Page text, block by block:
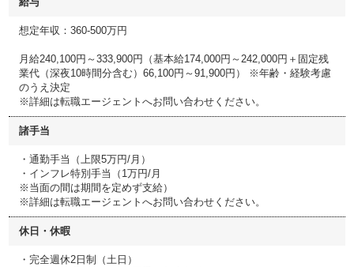
想定年収：360-500万円
月給240,100円～333,900円（基本給174,000円～242,000円＋固定残
業代（深夜10時間分含む）66,100円～91,900円） ※年齢・経験考慮
のうえ決定
※詳細は転職エージェントへお問い合わせください。
諸手当
・通勤手当（上限5万円/月）
・インフレ特別手当（1万円/月
※当面の間は期間を定めず支給）
※詳細は転職エージェントへお問い合わせください。
休日・休暇
・完全週休2日制（土日）